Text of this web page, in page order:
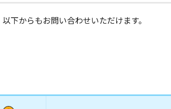
下からもお問い合わせいただけます。